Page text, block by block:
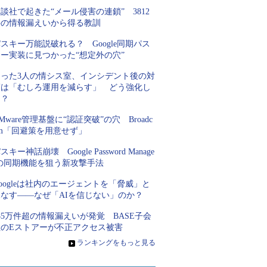
社で起きた“メール侵害の連鎖” 3812
情報漏えいから得る教訓
キー万能説破れる？ Google同期パス
実装に見つかった“想定外の穴”
た3人の情シス室、インシデント後の対
「むしろ運用を減らす」 どう強化し
管理基盤に“認証突破”の穴 Broadc
「回避策を用意せず」
キー神話崩壊 Google Password Manage
同期機能を狙う新攻撃手法
は社内のエージェントを「脅威」と
す――なぜ「AIを信じない」のか？
万件超の情報漏えいが発覚 BASE子会
Eストアーが不正アクセス被害
» ランキングをもっと見る